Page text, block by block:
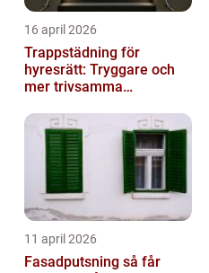
16 april 2026
Trappstädning för
hyresrätt: Tryggare och
mer trivsamma
11 april 2026
Fasadputsning så får